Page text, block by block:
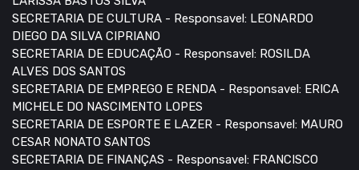
SECRETARIA DE CULTURA - Responsavel: LEONARDO
DIEGO DA SILVA CIPRIANO
SECRETARIA DE EDUCAÇÃO - Responsavel: ROSILDA
ALVES DOS SANTOS
SECRETARIA DE EMPREGO E RENDA - Responsavel: ERICA
MICHELE DO NASCIMENTO LOPES
SECRETARIA DE ESPORTE E LAZER - Responsavel: MAURO
CESAR NONATO SANTOS
SECRETARIA DE FINANÇAS - Responsavel: FRANCISCO